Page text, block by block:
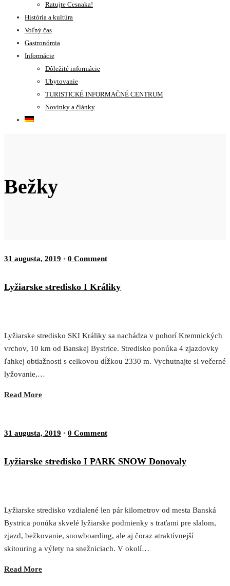
Ratujte Cesnaka!
História a kultúra
Voľný čas
Gastronómia
Informácie
Dôležité informácie
Ubytovanie
TURISTICKÉ INFORMAČNÉ CENTRUM
Novinky a články
Bežky
31 augusta, 2019 • 0 Comment
Lyžiarske stredisko I Králiky
Lyžiarske stredisko SKI Králiky sa nachádza v pohorí Kremnických
vrchov, 10 km od Banskej Bystrice. Stredisko ponúka 4 zjazdovky
ľahkej obtiažnosti s celkovou dĺžkou 2330 m. Vychutnajte si večerné
lyžovanie,…
Read More
31 augusta, 2019 • 0 Comment
Lyžiarske stredisko I PARK SNOW Donovaly
Lyžiarske stredisko vzdialené len pár kilometrov od mesta Banská
Bystrica ponúka skvelé lyžiarske podmienky s traťami pre slalom,
zjazd, bežkovanie, snowboarding, ale aj čoraz atraktívnejší
skitouring a výlety na snežniciach. V okolí…
Read More